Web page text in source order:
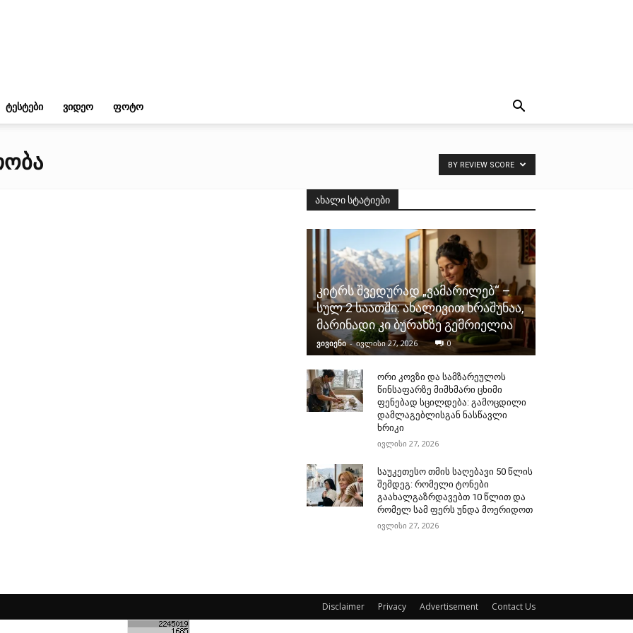
ᲢᲔᲡᲢᲔᲑᲘ ᲕᲘᲓᲔᲝ ᲤᲝᲢᲝ
BY REVIEW SCORE
ახალი სტატიები
კიტრს შვედურად „ვამარილებ“ –
სულ 2 საათში: ახალივით ხრაშუნაა,
მარინადი კი ბურახზე გემრიელია
ვივიენი - ივლისი 27, 2026 0
ორი კოვზი და სამზარეულოს
წინსაფარზე მიმხმარი ცხიმი
ფენებად სცილდება: გამოცდილი
დამლაგებლისგან ნასწავლი
ხრიკი
ივლისი 27, 2026
საუკეთესო თმის საღებავი 50 წლის
შემდეგ: რომელი ტონები
გაახალგაზრდავებთ 10 წლით და
რომელ სამ ფერს უნდა მოერიდოთ
ივლისი 27, 2026
Disclaimer Privacy Advertisement Contact Us